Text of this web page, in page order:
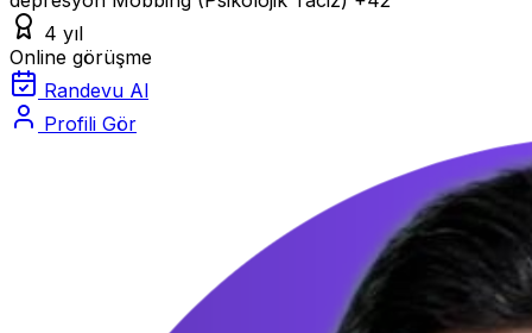
4 yıl
Online görüşme
Randevu Al
Profili Gör